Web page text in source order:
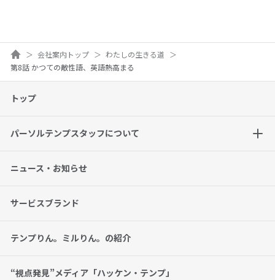
ホーム会社案内トップ
わたしの生きる道
第8話 かつての敵性語、英語熱高まる
トップ
パーソルテンプスタッフについて
ニュース・お知らせ
サービスブランド
テンプりん。ミルりん。の紹介
“視点発見”メディア「ハッケン・テンプ」